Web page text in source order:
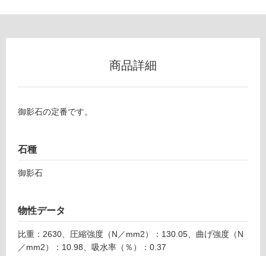
ロ
ー
リ
ン
商品詳細
御影石の定番です。
石種
御影石
物性データ
比重：2630、圧縮強度（N／mm2）：130.05、曲げ強度（N
／mm2）：10.98、吸水率（％）：0.37